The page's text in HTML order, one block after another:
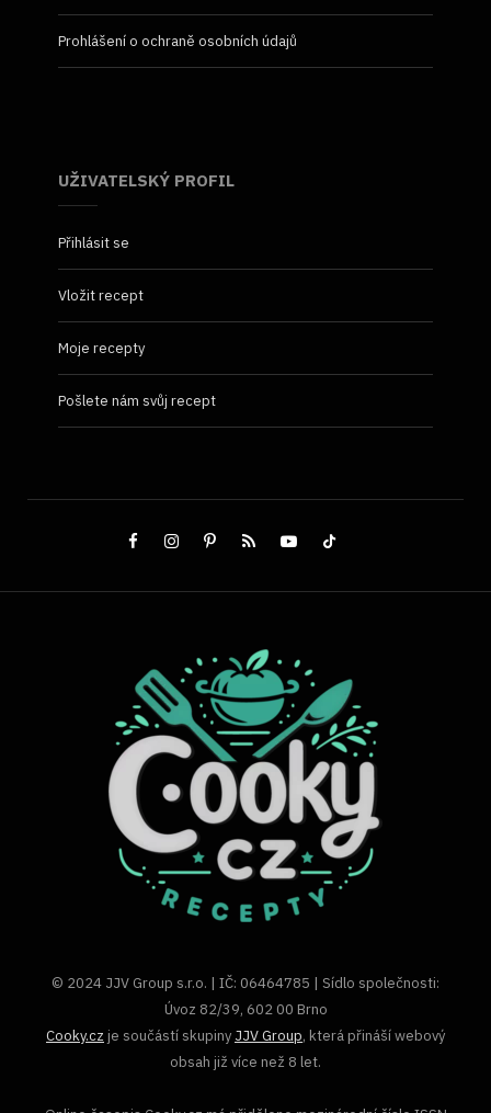
Prohlášení o ochraně osobních údajů
UŽIVATELSKÝ PROFIL
Přihlásit se
Vložit recept
Moje recepty
Pošlete nám svůj recept
© 2024 JJV Group s.r.o. | IČ: 06464785 | Sídlo společnosti:
Úvoz 82/39, 602 00 Brno
Cooky.cz je součástí skupiny JJV Group, která přináší webový
obsah již více než 8 let.